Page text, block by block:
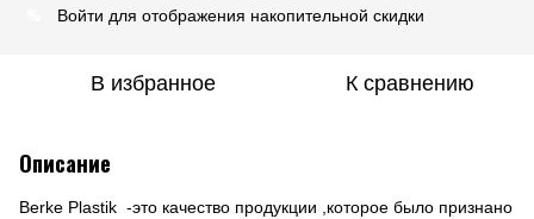
Войти для отображения накопительной скидки
В избранное К сравнению
Описание
Berke Plastik -это качество продукции ,которое было признано